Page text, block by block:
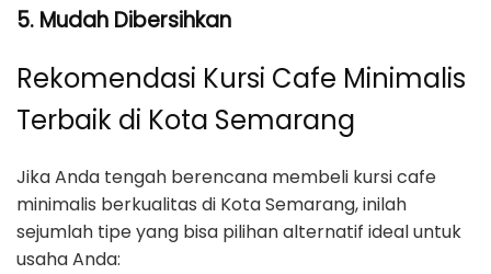
5. Mudah Dibersihkan
Rekomendasi Kursi Cafe Minimalis
Terbaik di Kota Semarang
Jika Anda tengah berencana membeli kursi cafe
minimalis berkualitas di Kota Semarang, inilah
sejumlah tipe yang bisa pilihan alternatif ideal untuk
usaha Anda: